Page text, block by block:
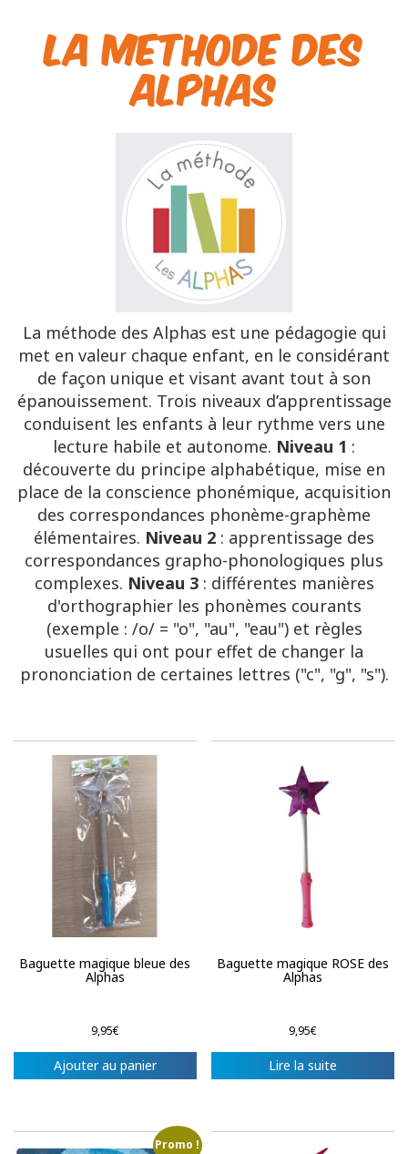
LA METHODE DES
ALPHAS
La méthode des Alphas est une pédagogie qui
met en valeur chaque enfant, en le considérant
de façon unique et visant avant tout à son
épanouissement. Trois niveaux d’apprentissage
conduisent les enfants à leur rythme vers une
lecture habile et autonome. Niveau 1 :
découverte du principe alphabétique, mise en
place de la conscience phonémique, acquisition
des correspondances phonème-graphème
élémentaires. Niveau 2 : apprentissage des
correspondances grapho-phonologiques plus
complexes. Niveau 3: différentes manières
d'orthographier les phonèmes courants
(exemple : /o/ = "o", "au", "eau") et règles
usuelles qui ont pour effet de changer la
prononciation de certaines lettres ("c", "g", "s").
Baguette magique bleue des
Alphas
9,95€
Ajouter au panier
Baguette magique ROSE des
Alphas
9,95€
Lire la suite
Promo !